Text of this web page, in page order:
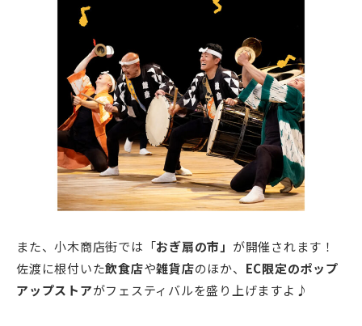
また、小木商店街では「おぎ扇の市」 が開催されます！
佐渡に根付いた飲食店や雑貨店のほか、 EC限定のポップ
アップストアがフェスティバルを盛り上げますよ♪